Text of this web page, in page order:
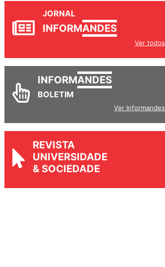
JORNAL
INFORMANDES
Ver todos
INFORMANDES
BOLETIM
Ver Informandes
REVISTA
UNIVERSIDADE
& SOCIEDADE